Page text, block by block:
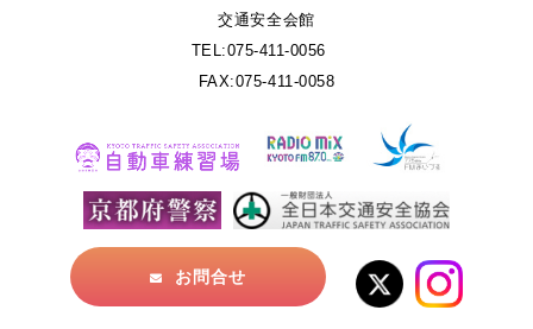
交通安全会館
TEL:075-411-0056
FAX:075-411-0058
お問合せ